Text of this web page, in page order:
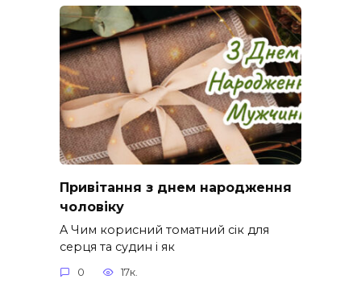
Привітання з днем народження
чоловіку
A Чим корисний томатний сік для
серця та судин і як
0 17к.